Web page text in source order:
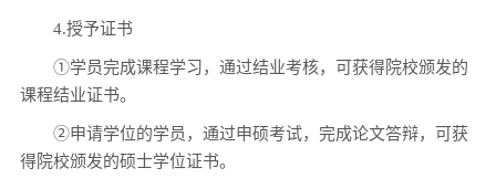
4.授予证书
①学员完成课程学习，通过结业考核，可获得院校颁发的
课程结业证书。
②申请学位的学员，通过申硕考试，完成论文答辩，可获
得院校颁发的硕士学位证书。